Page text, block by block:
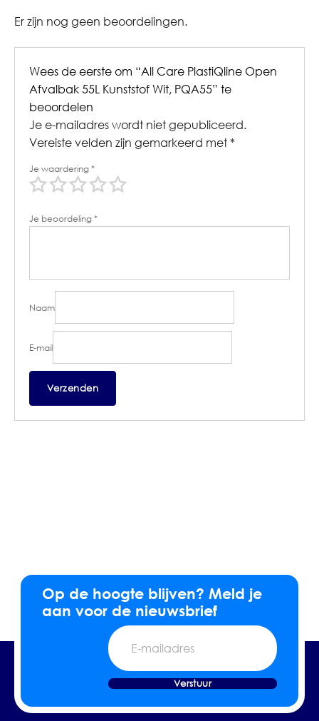
Er zijn nog geen beoordelingen.
Wees de eerste om “All Care PlastiQline Open
Afvalbak 55L Kunststof Wit, PQA55” te
beoordelen
Je e-mailadres wordt niet gepubliceerd.
Vereiste velden zijn gemarkeerd met *
Je waardering*
Je beoordeling*
Naam
E-mail
Op de hoogte blijven? Meld je
aan voor de nieuwsbrief
E-
mailadres
Verstuur